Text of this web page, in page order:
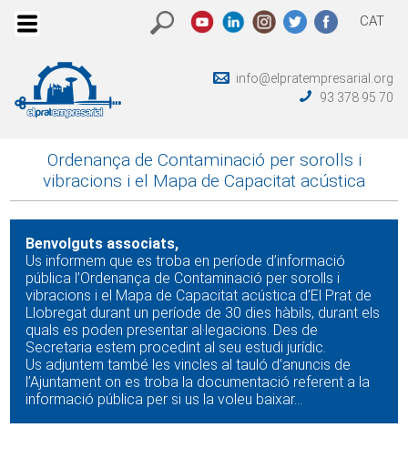
CAT
info@elpratempresarial.org
93 378 95 70
Ordenança de Contaminació per sorolls i
vibracions i el Mapa de Capacitat acústica
Benvolguts associats,
Us informem que es troba en període d’informació
pública l’Ordenança de Contaminació per sorolls i
vibracions i el Mapa de Capacitat acústica d’El Prat de
Llobregat durant un període de 30 dies hàbils, durant els
quals es poden presentar al·legacions. Des de
Secretaria estem procedint al seu estudi jurídic.
Us adjuntem també les vincles al tauló d’anuncis de
l’Ajuntament on es troba la documentació referent a la
informació pública per si us la voleu baixar...